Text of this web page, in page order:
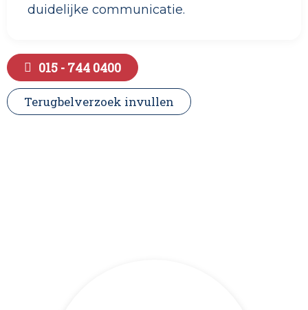
duidelijke communicatie.
015 - 744 0400
Terugbelverzoek invullen